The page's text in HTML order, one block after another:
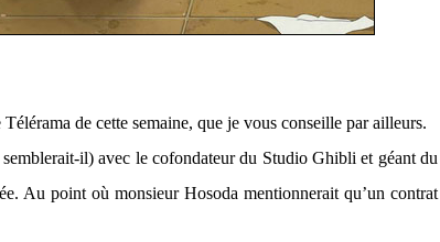
Télérama de cette semaine, que je vous conseille par ailleurs.
il) avec le cofondateur du Studio Ghibli et
Au point où monsieur Hosoda mentionnerait qu’un